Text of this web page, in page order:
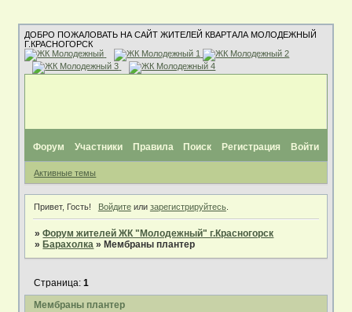
ДОБРО ПОЖАЛОВАТЬ НА САЙТ ЖИТЕЛЕЙ КВАРТАЛА МОЛОДЕЖНЫЙ
Г.КРАСНОГОРСК
Форум Участники Правила Поиск Регистрация Войти
Активные темы
Привет, Гость! Войдитеили зарегистрируйтесь.
»Форум жителей ЖК "Молодежный" г.Красногорск
» Барахолка » Мембраны плантер
Мембраны плантер
Страница:1